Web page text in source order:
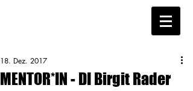
MENTOR*IN - DI Birgit Rader
18. Dez. 2017